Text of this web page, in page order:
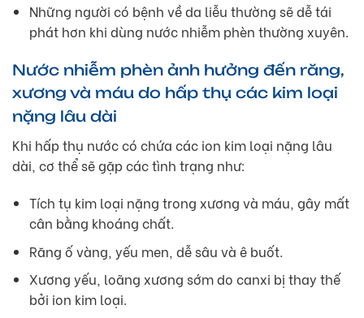
Những người có bệnh về da liễu thường sẽ dễ tái
phát hơn khi dùng nước nhiễm phèn thường xuyên.
Nước nhiễm phèn ảnh hưởng đến răng,
xương và máu do hấp thụ các kim loại
nặng lâu dài
Khi hấp thụ nước có chứa các ion kim loại nặng lâu
dài, cơ thể sẽ gặp các tình trạng như:
Tích tụ kim loại nặng trong xương và máu, gây mất
cân bằng khoáng chất.
Răng ố vàng, yếu men, dễ sâu và ê buốt.
Xương yếu, loãng xương sớm do canxi bị thay thế
bởi ion kim loại.